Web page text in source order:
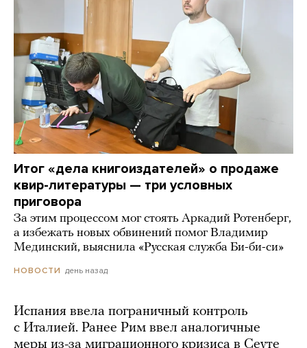
Итог «дела книгоиздателей» о продаже
квир-литературы — три условных
приговора
За этим процессом мог стоять Аркадий Ротенберг,
а избежать новых обвинений помог Владимир
Мединский, выяснила «Русская служба Би-би-си»
НОВОСТИ день назад
Испания ввела пограничный контроль
с Италией. Ранее Рим ввел аналогичные
меры из-за миграционного кризиса в Сеуте